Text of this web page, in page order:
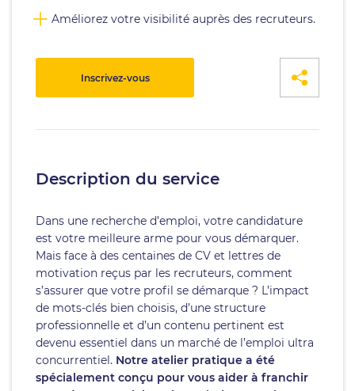
Améliorez votre visibilité auprès des recruteurs.
Inscrivez-vous
Description du service
Dans une recherche d’emploi, votre candidature
est votre meilleure arme pour vous démarquer.
Mais face à des centaines de CV et lettres de
motivation reçus par les recruteurs, comment
s’assurer que votre profil se démarque ? L’impact
de mots-clés bien choisis, d’une structure
professionnelle et d’un contenu pertinent est
devenu essentiel dans un marché de l’emploi ultra
concurrentiel. Notre atelier pratique a été
spécialement conçu pour vous aider à franchir